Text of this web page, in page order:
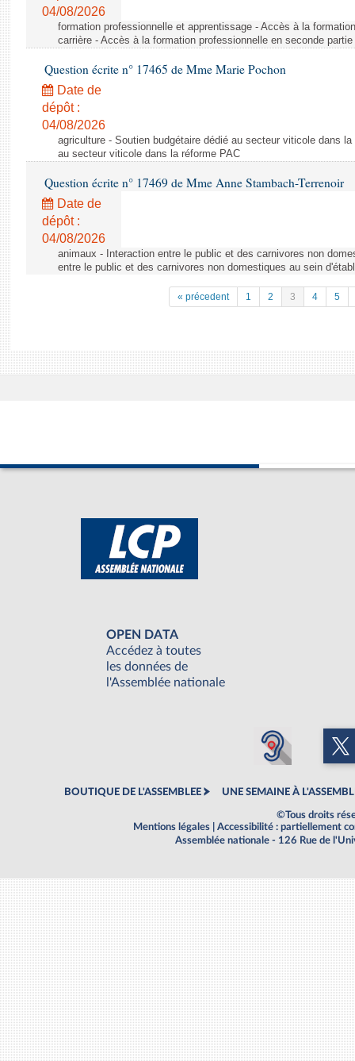
04/08/2026
formation professionnelle et apprentissage - Accès à la
carrière - Accès à la formation professionnelle en seconde partie
Question écrite n° 17465 de Mme Marie Pochon
Date de
dépôt :
04/08/2026
agriculture - Soutien budgétaire dédié au secteur viticole dans
au secteur viticole dans la réforme PAC
Question écrite n° 17469 de Mme Anne Stambach-Terrenoir
Date de
dépôt :
04/08/2026
animaux - Interaction entre le public et des carnivores non
entre le public et des carnivores non domestiques au sein
« précedent 1 2 3 4 5
OPEN DATA
Accédez à toutes
les données de
l'Assemblée nationale
BOUTIQUE DE L'ASSEMBLEE UNE SEMAINE À
©Tous droits
Mentions légales
Accessibilité : partiellement
Assemblée nationale - 126 Rue de